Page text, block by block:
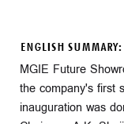
ENGLISH SUMMARY:
MGIE Future
the company's first
inauguration was